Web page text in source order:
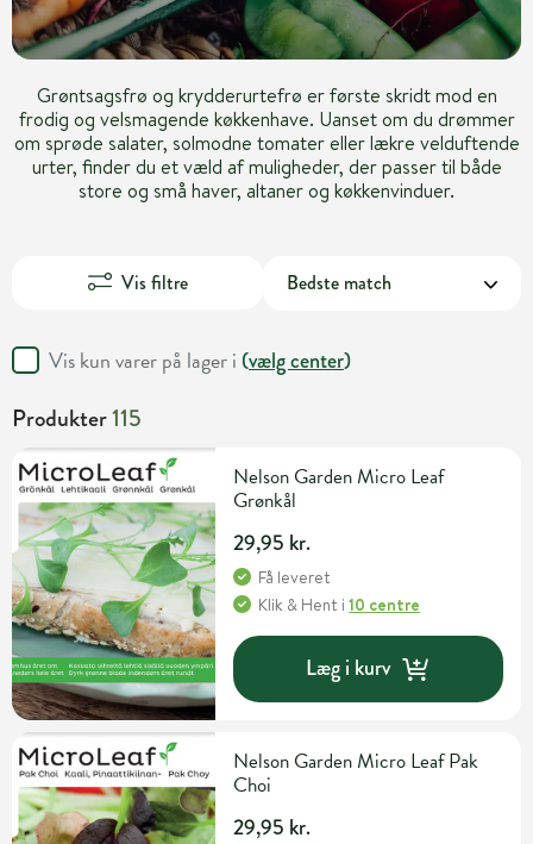
Grøntsagsfrø og krydderurtefrø er første skridt mod en
frodig og velsmagende køkkenhave. Uanset om du drømmer
om sprøde salater, solmodne tomater eller lækre velduftende
urter, finder du et væld af muligheder, der passer til både
store og små haver, altaner og køkkenvinduer.
Vis filtre
Vis kun varer på lager i (vælg center)
Produkter115
Nelson Garden Micro Leaf
Grønkål
29,95 kr.
Få leveret
Klik & Hent i10 centre
Læg i kurv
Nelson Garden Micro Leaf Pak
Choi
29,95 kr.